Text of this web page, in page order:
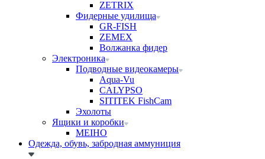
ZETRIX
Фидерные удилища
GR-FISH
ZEMEX
Волжанка фидер
Электроника
Подводные видеокамеры
Aqua-Vu
CALYPSO
SITITEK FishCam
Эхолоты
Ящики и коробки
MEIHO
Одежда, обувь, забродная аммуниция